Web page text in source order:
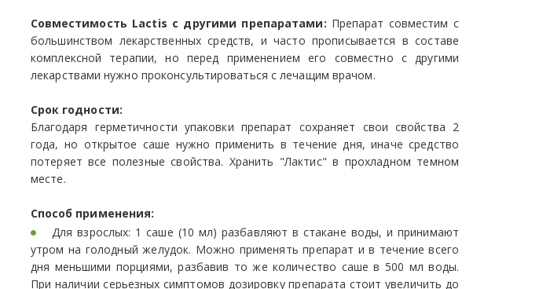
Совместимость Lactis с другими препаратами: Препарат совместим с
большинством лекарственных средств, и часто прописывается в составе
комплексной терапии, но перед применением его совместно с другими
лекарствами нужно проконсультироваться с лечащим врачом.
Cрок годности:
Благодаря герметичности упаковки препарат сохраняет свои свойства 2
года, но открытое саше нужно применить в течение дня, иначе средство
потеряет все полезные свойства. Хранить "Лактис" в прохладном темном
месте.
Способ применения:
Для взрослых: 1 саше (10 мл) разбавляют в стакане воды, и принимают
утром на голодный желудок. Можно применять препарат и в течение всего
дня меньшими порциями, разбавив то же количество саше в 500 мл воды.
При наличии серьезных симптомов дозировку препарата стоит увеличить до